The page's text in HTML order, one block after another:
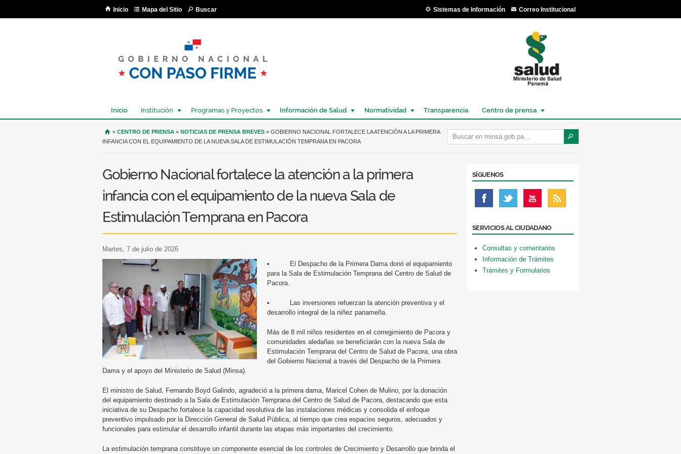
Inicio Mapa del Sitio Buscar Sistemas de Información Correo Institucional
Inicio Institución Programas y Proyectos Información de Salud Normatividad Transparencia Centro de prensa
USTED SE ENCUENTRA AQUÍ
» CENTRO DE PRENSA » NOTICIAS DE PRENSA BREVES » GOBIERNO NACIONAL FORTALECE LA ATENCIÓN A LA PRIMERA
INFANCIA CON EL EQUIPAMIENTO DE LA NUEVA SALA DE ESTIMULACIÓN TEMPRANA EN PACORA
Gobierno Nacional fortalece la atención a la primera
infancia con el equipamiento de la nueva Sala de
Estimulación Temprana en Pacora
martes, 7 de julio de 2026
• El Despacho de la Primera Dama donó el equipamiento
para la Sala de Estimulación Temprana del Centro de Salud de
Pacora.
• Las inversiones refuerzan la atención preventiva y el
desarrollo integral de la niñez panameña.
Más de 8 mil niños residentes en el corregimiento de Pacora y
comunidades aledañas se beneficiarán con la nueva Sala de
Estimulación Temprana del Centro de Salud de Pacora, una obra
del Gobierno Nacional a través del Despacho de la Primera
Dama y el apoyo del Ministerio de Salud (Minsa).
El ministro de Salud, Fernando Boyd Galindo, agradeció a la primera dama, Maricel Cohen de Mulino, por la donación
del equipamiento destinado a la Sala de Estimulación Temprana del Centro de Salud de Pacora, destacando que esta
iniciativa de su Despacho fortalece la capacidad resolutiva de las instalaciones médicas y consolida el enfoque
preventivo impulsado por la Dirección General de Salud Pública, al tiempo que crea espacios seguros, adecuados y
funcionales para estimular el desarrollo infantil durante las etapas más importantes del crecimiento.
La estimulación temprana constituye un componente esencial de los controles de Crecimiento y Desarrollo que brinda el
SÍGUENOS
SERVICIOS AL CIUDADANO
Consultas y comentarios
Información de Trámites
Trámites y Formularios